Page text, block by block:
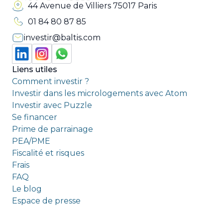
44 Avenue de Villiers 75017 Paris
01 84 80 87 85
investir@baltis.com
Liens utiles
Comment investir ?
Investir dans les micrologements avec Atom
Investir avec Puzzle
Se financer
Prime de parrainage
PEA/PME
Fiscalité et risques
Frais
FAQ
Le blog
Espace de presse